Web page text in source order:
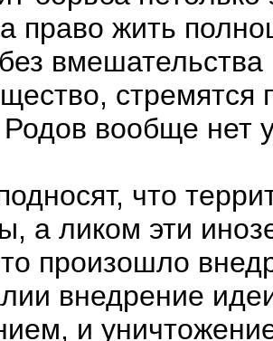
право жить
вообще нет
что
а ликом эти
произошло
внедрение
и